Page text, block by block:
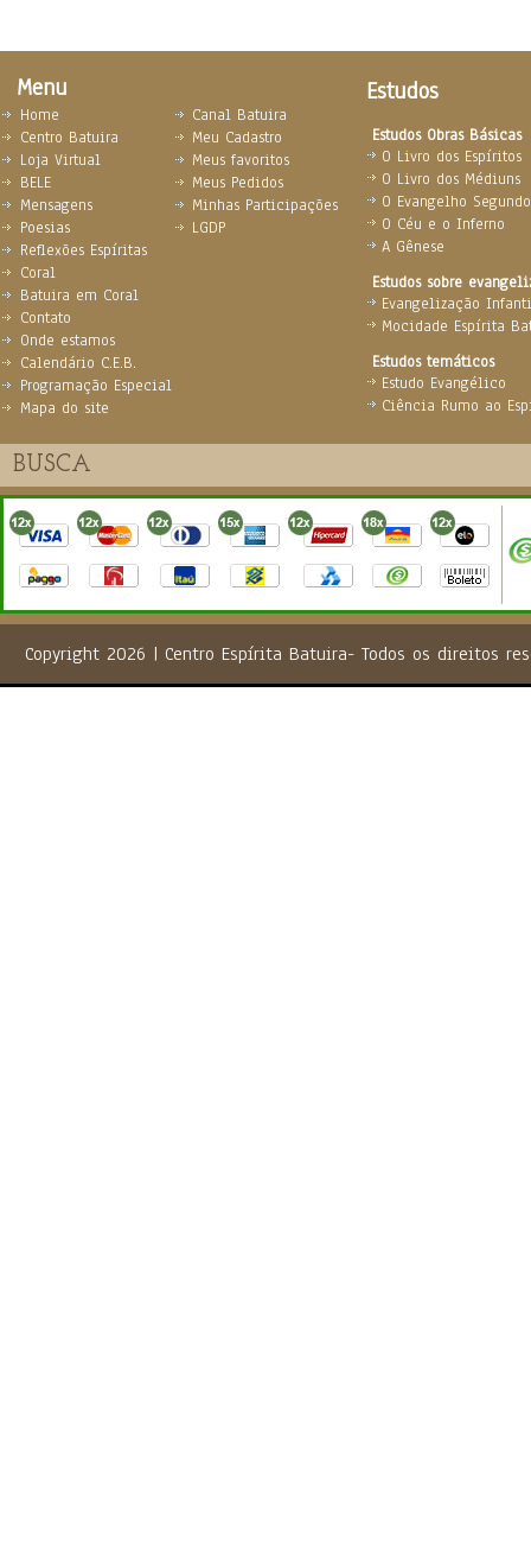
Menu Estudos
Estudos Obras Básicas
O Livro dos Espíritos
O Livro dos Médiuns
O Evangelho
O Céu e o Inferno
A Gênese
Estudos sobre
Evangelização
Mocidade Espírita
Estudos temáticos
Estudo Evangélico
Ciência Rumo ao
Home
Centro Batuira
Loja Virtual
BELE
Mensagens
Poesias
Reflexões Espíritas
Coral
Batuira em Coral
Contato
Onde estamos
Calendário C.E.B.
Programação Especial
Mapa do site
Canal Batuira
Meu Cadastro
Meus favoritos
Meus Pedidos
Minhas Participações
LGDP
Copyright 2026 | Centro Espírita Batuira- Todos os